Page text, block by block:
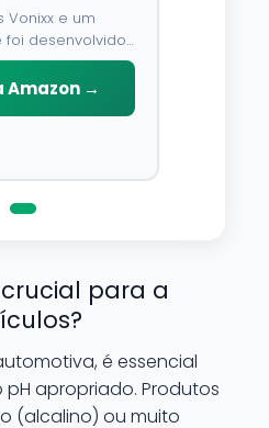
Vonixx e um
foi desenvolvido
proteger e
do veiculo.
neutro, pode
Amazon →
para a
é essencial
apropriado. Produtos
(alcalino) ou muito